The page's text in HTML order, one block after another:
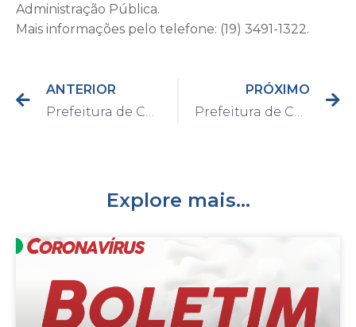
Administração Pública.
Mais informações pelo telefone: (19) 3491-1322.
ANTERIOR
Prefeitura de Capivari quer saber a opinião da população sobre possível retorno das aulas presenciais
PRÓXIMO
Prefeitura de Capivari divulga resultados parciais da Consulta Pública até esta quarta-feira, dia 5
Explore mais...